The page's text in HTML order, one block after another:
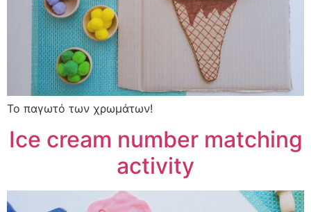
Το παγωτό των χρωμάτων!
Ice cream number matching
activity